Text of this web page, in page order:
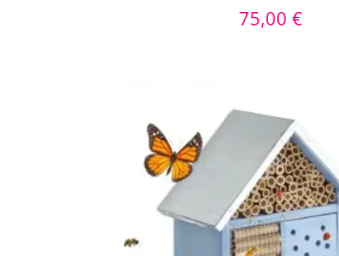
75,00 €